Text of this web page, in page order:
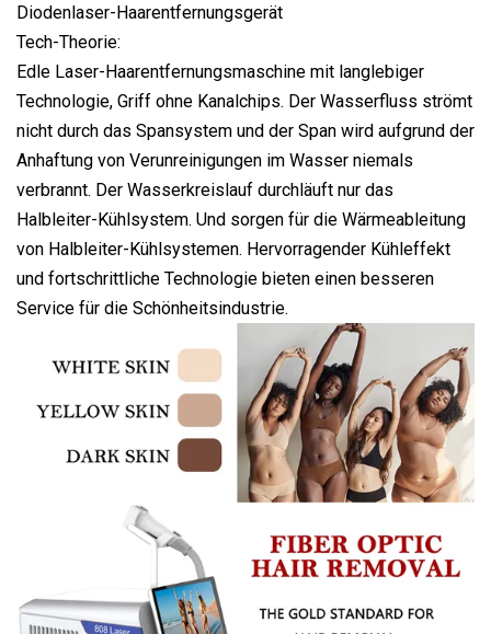
Diodenlaser-Haarentfernungsgerät
Tech-Theorie:
Edle Laser-Haarentfernungsmaschine mit langlebiger
Technologie, Griff ohne Kanalchips. Der Wasserfluss strömt
nicht durch das Spansystem und der Span wird aufgrund der
Anhaftung von Verunreinigungen im Wasser niemals
verbrannt. Der Wasserkreislauf durchläuft nur das
Halbleiter-Kühlsystem. Und sorgen für die Wärmeableitung
von Halbleiter-Kühlsystemen. Hervorragender Kühleffekt
und fortschrittliche Technologie bieten einen besseren
Service für die Schönheitsindustrie.